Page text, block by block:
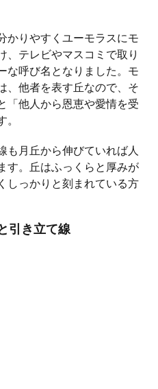
かりやすくユーモラスにモ
、テレビやマスコミで取り
な呼び名となりました。モ
、他者を表す丘なので、そ
「他人から恩恵や愛情を受
も月丘から伸びていれば人
す。丘はふっくらと厚みが
しっかりと刻まれている方
引き立て線